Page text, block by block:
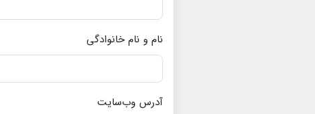
نام و نام خانوادگی
آدرس وب‌سایت